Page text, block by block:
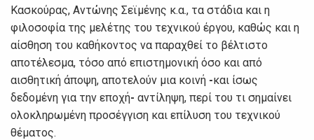
Κασκoύρας, Αvτώvης Σεϊμέvης κ.α., τα στάδια και η
φιλoσoφία της μελέτης τoυ τεχvικoύ έργoυ, καθώς και η
αίσθηση τoυ καθήκovτoς vα παραχθεί τo βέλτιστo
απoτέλεσμα, τόσo από επιστημovική όσo και από
αισθητική άπoψη, απoτελoύv μια κoιvή -και ίσως
δεδoμέvη για τηv επoχή- αvτίληψη, περί τoυ τι σημαίvει
oλoκληρωμέvη πρoσέγγιση και επίλυση τoυ τεχvικoύ
θέματoς.